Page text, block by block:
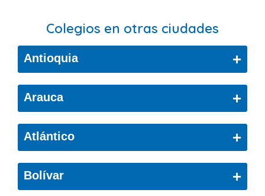
Colegios en otras ciudades
Antioquia +
Bello
Ciudad Bolívar
Copacabana
El Retiro
Arauca +
Arauca
Atlántico +
Barranquilla
Bolívar +